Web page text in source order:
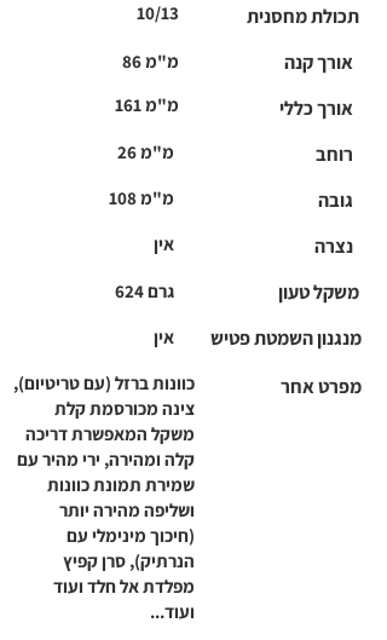
10/13
תכולת מחסנית
86 מ"מ
161 מ"מ
26 מ"מ
108 מ"מ
אין
אורך קנה
אורך כללי
רוחב
גובה
נצרה
624 גרם משקל טעון
אין מנגנון השמטת פטיש
כוונות ברזל (עם טריטיום),
צינה מכורסמת קלת
משקל המאפשרת דריכה
קלה ומהירה, ירי מהיר עם
שמירת תמונת כוונות
ושליפה מהירה יותר
(חיכוך מינימלי עם
הנרתיק), סרן קפיץ
מפלדת אל חלד ועוד
ועוד...
מפרט אחר